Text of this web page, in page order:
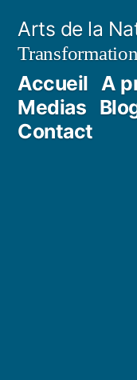
contenu
Arts de la
Accueil A
Medias
Contact